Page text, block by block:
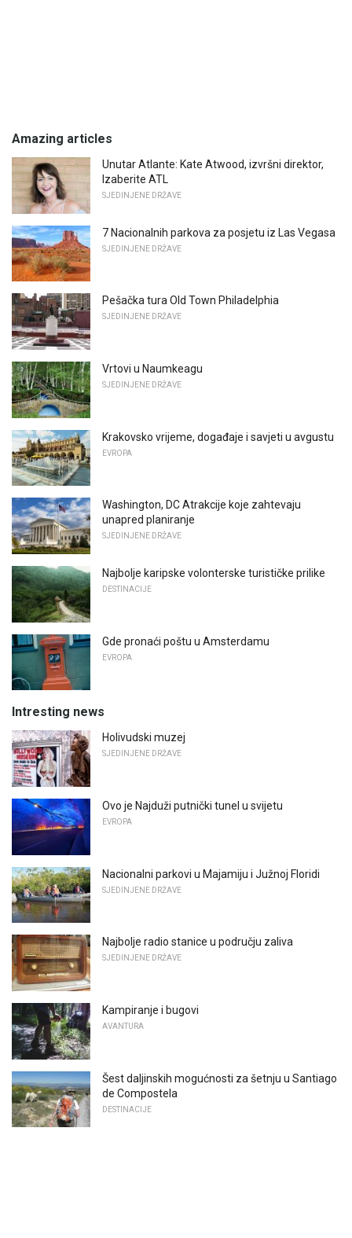
Amazing articles
Unutar Atlante: Kate Atwood, izvršni direktor,
Izaberite ATL
SJEDINJENE DRŽAVE
7 Nacionalnih parkova za posjetu iz Las Vegasa
SJEDINJENE DRŽAVE
Pešačka tura Old Town Philadelphia
SJEDINJENE DRŽAVE
Vrtovi u Naumkeagu
SJEDINJENE DRŽAVE
Krakovsko vrijeme, događaje i savjeti u avgustu
EVROPA
Washington, DC Atrakcije koje zahtevaju
unapred planiranje
SJEDINJENE DRŽAVE
Najbolje karipske volonterske turističke prilike
DESTINACIJE
Gde pronaći poštu u Amsterdamu
EVROPA
Intresting news
Holivudski muzej
SJEDINJENE DRŽAVE
Ovo je Najduži putnički tunel u svijetu
EVROPA
Nacionalni parkovi u Majamiju i Južnoj Floridi
SJEDINJENE DRŽAVE
Najbolje radio stanice u području zaliva
SJEDINJENE DRŽAVE
Kampiranje i bugovi
AVANTURA
Šest daljinskih mogućnosti za šetnju u Santiago
de Compostela
DESTINACIJE